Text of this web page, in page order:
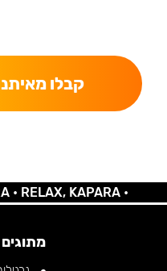
קבלו
KAPARA •
מתוגים